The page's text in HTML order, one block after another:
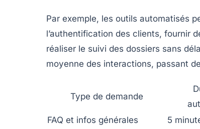
Par exemple, les outils automatisés
l’authentification des clients, fournir
réaliser le suivi des dossiers sans
moyenne des interactions, passant
Type de demande
FAQ et infos générales
5